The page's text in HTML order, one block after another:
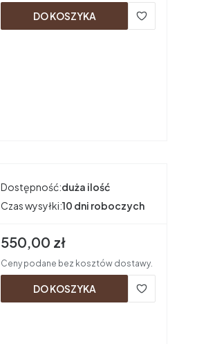
DO KOSZYKA
Dostępność:duża ilość
Czas wysyłki:10 dni roboczych
Cena brutto
550,00 zł
Ceny podane bez kosztów dostawy.
DO KOSZYKA